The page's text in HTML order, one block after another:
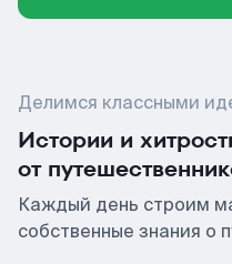
Делимся классными
Истории и
от
Каждый день строим
собственные знания о